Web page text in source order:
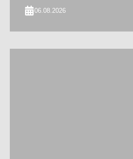
06.08.2026